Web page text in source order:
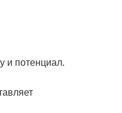
и потенциал.